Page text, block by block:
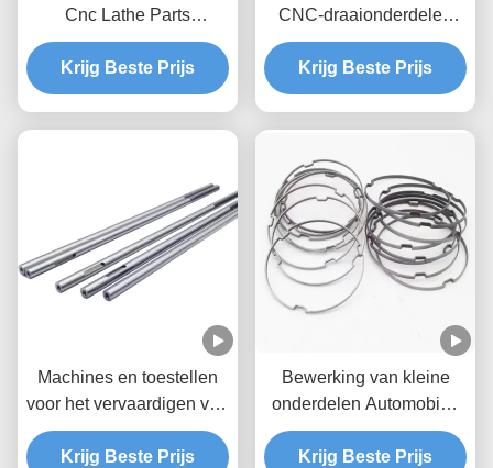
Cnc Lathe Parts
Bewerkte ijzeren
aluminium Cnc Parts
Krijg Beste Prijs
CNC-draaionderdelen
Anodiserende precisie
aangepaste CNC-
snijonderdelen
Krijg Beste Prijs
Machines en toestellen
voor het vervaardigen van
machines en toestellen
voor het vervaardigen van
Krijg Beste Prijs
Bewerking van kleine
onderdelen Automobiel,
luchtvaart en ruimtevaart
Elektronica Medische
Krijg Beste Prijs